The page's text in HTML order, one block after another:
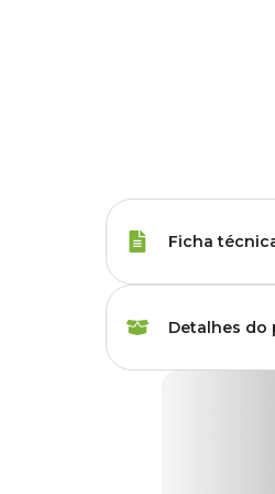
Ficha
Tipo da Ração
Detalhes do